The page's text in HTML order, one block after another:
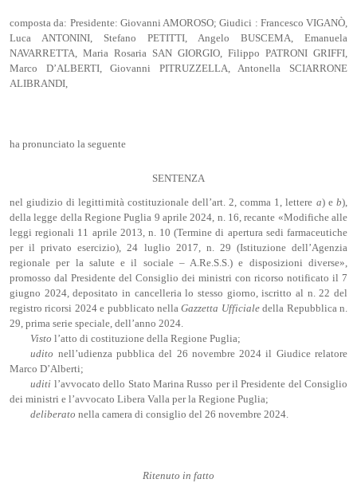
composta da: Presidente: Giovanni AMOROSO; Giudici : Francesco VIGANÒ,
Luca ANTONINI, Stefano PETITTI, Angelo BUSCEMA, Emanuela
NAVARRETTA, Maria Rosaria SAN GIORGIO, Filippo PATRONI GRIFFI,
Marco D’ALBERTI, Giovanni PITRUZZELLA, Antonella SCIARRONE
ALIBRANDI,
ha pronunciato la seguente
SENTENZA
nel giudizio di legittimità costituzionale dell’art. 2, comma 1, lettere a) eb),
della legge della Regione Puglia 9 aprile 2024, n. 16, recante «Modifiche alle
leggi regionali 11 aprile 2013, n. 10 (Termine di apertura sedi farmaceutiche
per il privato esercizio), 24 luglio 2017, n. 29 (Istituzione dell’Agenzia
regionale per la salute e il sociale – A.Re.S.S.) e disposizioni diverse»,
promosso dal Presidente del Consiglio dei ministri con ricorso notificato il 7
giugno 2024, depositato in cancelleria lo stesso giorno, iscritto al n. 22 del
registro ricorsi 2024 e pubblicato nellaGazzetta Ufficialedella Repubblica n.
29, prima serie speciale, dell’anno 2024.
Visto l’atto di costituzione della Regione Puglia;
udito nell’udienza pubblica del 26 novembre 2024 il Giudice relatore
Marco D’Alberti;
uditi l’avvocato dello Stato Marina Russo per il Presidente del Consiglio
dei ministri e l’avvocato Libera Valla per la Regione Puglia;
deliberato nella camera di consiglio del 26 novembre 2024.
Ritenuto in fatto